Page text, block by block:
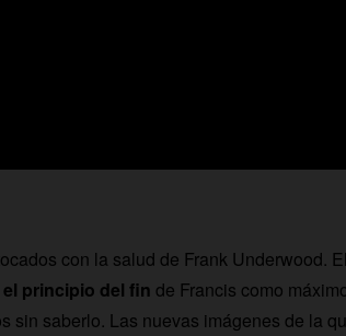
con la salud de Frank Underwood.
principio del fin de Francis como
sin saberlo. Las nuevas imágenes de la